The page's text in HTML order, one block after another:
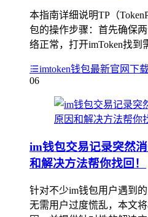
本指南详细说明TP（
包的操作步骤：首先确保
络正常，打开imToken找到
imtoken钱包最新官网下
06
im钱包交易记录突然
和解决方法帮你找回！
针对不少im钱包用户遇到
无需用户过度慌乱，本文